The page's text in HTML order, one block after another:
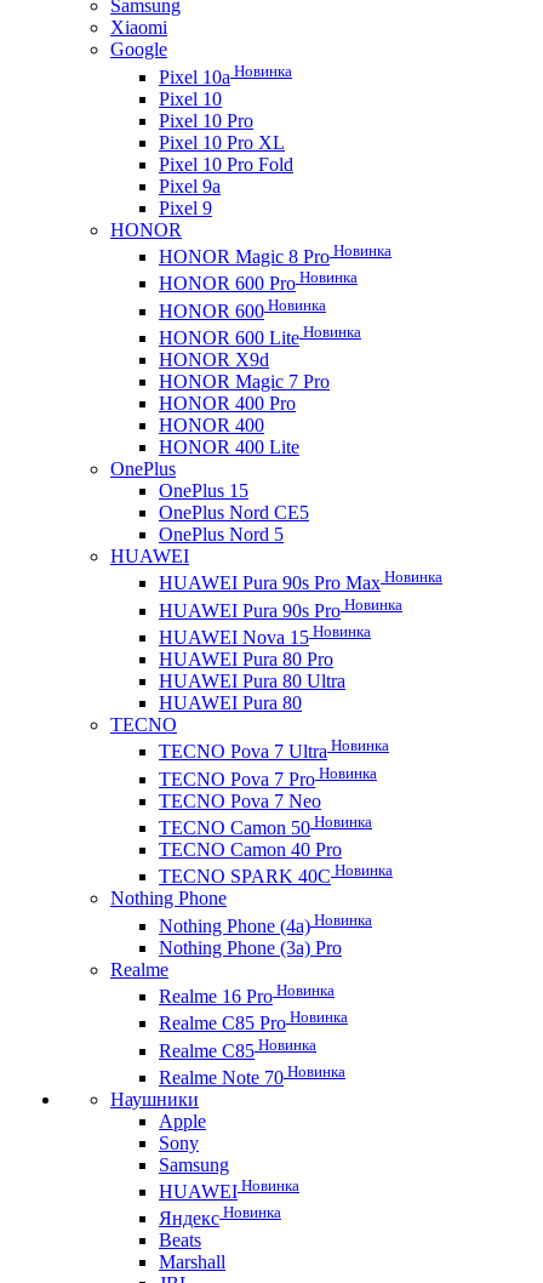
Samsung
Xiaomi
Google
Pixel 10a Новинка
Pixel 10
Pixel 10 Pro
Pixel 10 Pro XL
Pixel 10 Pro Fold
Pixel 9a
Pixel 9
HONOR
HONOR Magic 8 Pro Новинка
HONOR 600 Pro Новинка
HONOR 600 Новинка
HONOR 600 Lite Новинка
HONOR X9d
HONOR Magic 7 Pro
HONOR 400 Pro
HONOR 400
HONOR 400 Lite
OnePlus
OnePlus 15
OnePlus Nord CE5
OnePlus Nord 5
HUAWEI
HUAWEI Pura 90s Pro Max Новинка
HUAWEI Pura 90s Pro Новинка
HUAWEI Nova 15 Новинка
HUAWEI Pura 80 Pro
HUAWEI Pura 80 Ultra
HUAWEI Pura 80
TECNO
TECNO Pova 7 Ultra Новинка
TECNO Pova 7 Pro Новинка
TECNO Pova 7 Neo
TECNO Camon 50 Новинка
TECNO Camon 40 Pro
TECNO SPARK 40C Новинка
Nothing Phone
Nothing Phone (4a) Новинка
Nothing Phone (3a) Pro
Realme
Realme 16 Pro Новинка
Realme C85 Pro Новинка
Realme C85 Новинка
Realme Note 70 Новинка
Наушники
Apple
Sony
Samsung
HUAWEI Новинка
Яндекс Новинка
Beats
Marshall